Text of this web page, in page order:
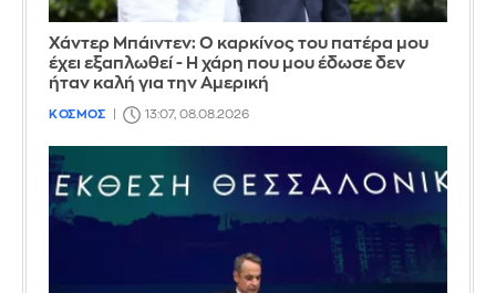
Χάντερ Μπάιντεν: Ο καρκίνος του πατέρα μου
έχει εξαπλωθεί - Η χάρη που μου έδωσε δεν
ήταν καλή για την Αμερική
ΚΟΣΜΟΣ 13:07, 08.08.2026